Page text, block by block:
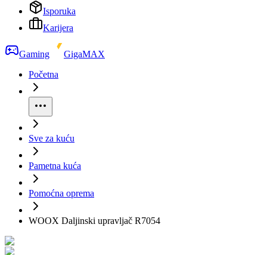
Isporuka
Karijera
Gaming
GigaMAX
Početna
Sve za kuću
Pametna kuća
Pomoćna oprema
WOOX Daljinski upravljač R7054